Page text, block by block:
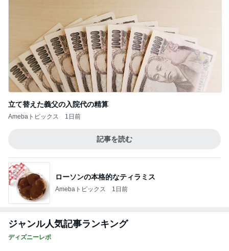
立て替えた義父の入院代の精算
Amebaトピックス 1日前
記事を読む
ローソンの本格的なティラミス
Amebaトピックス 1日前
ジャンル人気記事ランキング
ディズニーレポ